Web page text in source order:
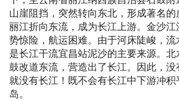
山崖阻挡，突然转向东北，形成著名
丽江折向东流，成为长江上游。金沙
势惊险，航运困难。由于河床陡峻，
是长江干流宜昌站泥沙的主要来源。
鼓改道东流，营造出了长江。因此，没
就没有长江！既不会有长江中下游冲
岛。